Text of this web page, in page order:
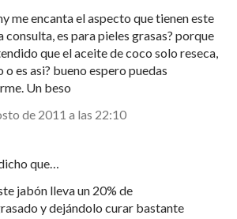
me encanta el aspecto que tienen este
consulta, es para pieles grasas? porque
que el aceite de coco solo reseca,
o es asi? bueno espero puedas
Un beso
de 2011 a las 22:10
que…
jabón lleva un 20% de
y dejándolo curar bastante